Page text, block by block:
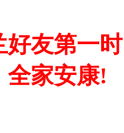
好友第一
全家安康!